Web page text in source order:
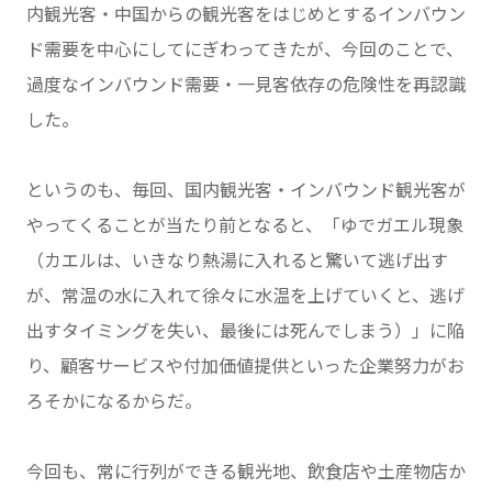
内観光客・中国からの観光客をはじめとするインバウン
ド需要を中心にしてにぎわってきたが、今回のことで、
過度なインバウンド需要・一見客依存の危険性を再認識
した。
というのも、毎回、国内観光客・インバウンド観光客が
やってくることが当たり前となると、「ゆでガエル現象
（カエルは、いきなり熱湯に入れると驚いて逃げ出す
が、常温の水に入れて徐々に水温を上げていくと、逃げ
出すタイミングを失い、最後には死んでしまう）」に陥
り、顧客サービスや付加価値提供といった企業努力がお
ろそかになるからだ。
今回も、常に行列ができる観光地、飲食店や土産物店か